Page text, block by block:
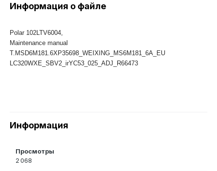
Информация о файле
Polar 102LTV6004,
Maintenance manual
T.MSD6M181.6XP35698_WEIXING_MS6M181_6A_EU
LC320WXE_SBV2_irYC53_025_ADJ_R66473
Информация
Просмотры
2 068